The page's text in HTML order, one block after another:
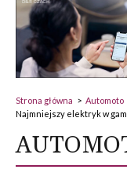
Strona główna > Automoto
Najmniejszy elektryk w